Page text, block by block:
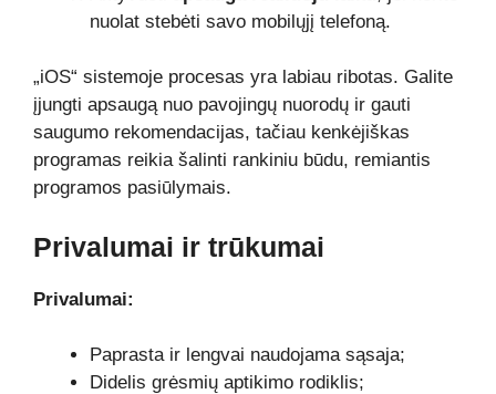
nuolat stebėti savo mobilųjį telefoną.
„iOS“ sistemoje procesas yra labiau ribotas. Galite
įjungti apsaugą nuo pavojingų nuorodų ir gauti
saugumo rekomendacijas, tačiau kenkėjiškas
programas reikia šalinti rankiniu būdu, remiantis
programos pasiūlymais.
Privalumai ir trūkumai
Privalumai:
Paprasta ir lengvai naudojama sąsaja;
Didelis grėsmių aptikimo rodiklis;